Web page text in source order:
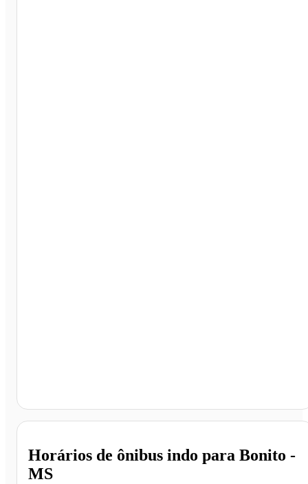
Horários de ônibus indo para Bonito -
MS